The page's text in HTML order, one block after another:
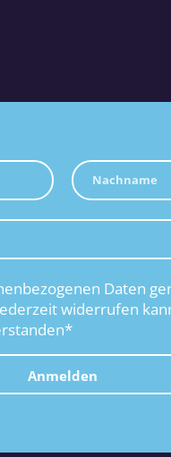
Daten
widerrufen
Anmelden